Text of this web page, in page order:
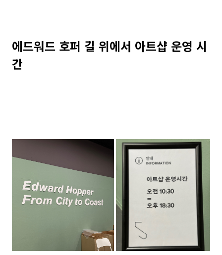
에드워드 호퍼 길 위에서 아트샵 운영 시
간